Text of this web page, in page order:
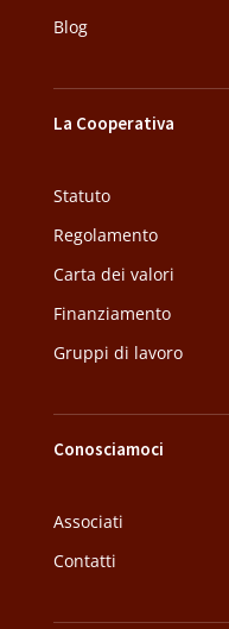
Blog
La Cooperativa
Statuto
Regolamento
Carta dei valori
Finanziamento
Gruppi di lavoro
Conosciamoci
Associati
Contatti